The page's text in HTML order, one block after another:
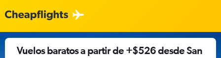
Vuelos baratos a partir de +$526 desde San